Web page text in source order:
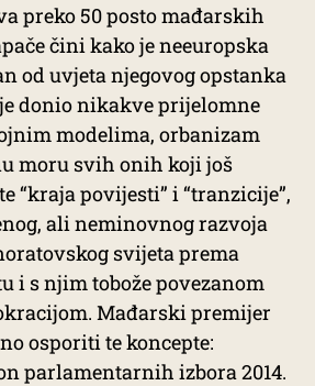
preko 50 posto mađarskih
čini kako je neeuropska
od uvjeta njegovog opstanka
donio nikakve prijelomne
modelima, orbanizam
moru svih onih koji još
“kraja povijesti” i “tranzicije”,
ali neminovnog razvoja
svijeta prema
i s njim tobože povezanom
Mađarski premijer
osporiti te koncepte:
parlamentarnih izbora 2014.